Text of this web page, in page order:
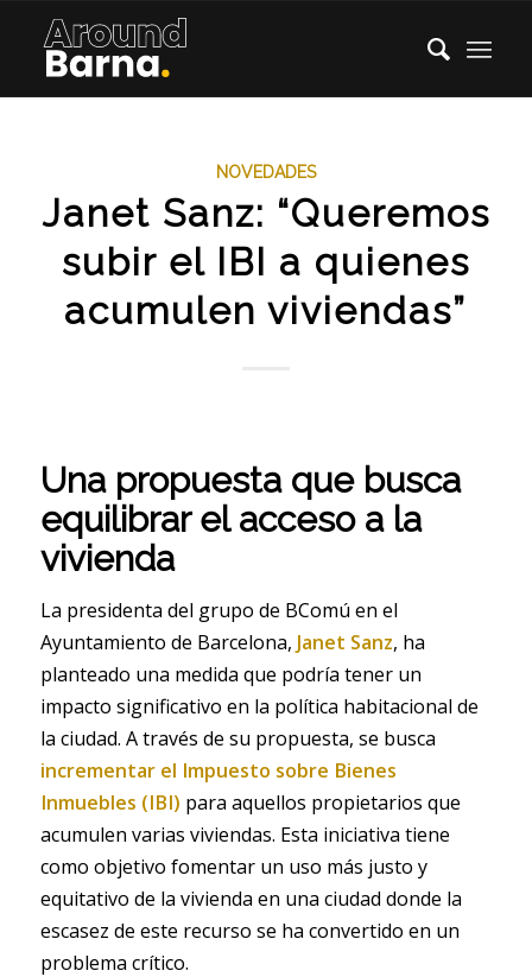
NOVEDADES
Janet Sanz: “Queremos
subir el IBI a quienes
acumulen viviendas”
Una propuesta que busca
equilibrar el acceso a la
vivienda
La presidenta del grupo de BComú en el
Ayuntamiento de Barcelona, Janet Sanz, ha
planteado una medida que podría tener un
impacto significativo en la política habitacional de
la ciudad. A través de su propuesta, se busca
incrementar el Impuesto sobre Bienes
Inmuebles (IBI) para aquellos propietarios que
acumulen varias viviendas. Esta iniciativa tiene
como objetivo fomentar un uso más justo y
equitativo de la vivienda en una ciudad donde la
escasez de este recurso se ha convertido en un
problema crítico.